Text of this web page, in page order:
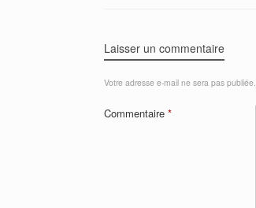
Laisser un commentaire
Votre adresse e-mail ne sera pas publiée.
Commentaire *